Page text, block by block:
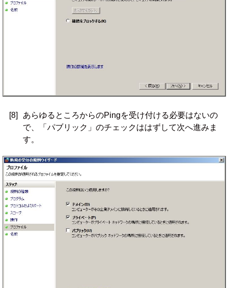
[8]
あらゆるところからのPingを受け付ける必要はないの
で、「パブリック」のチェックははずして次へ進みま
す。